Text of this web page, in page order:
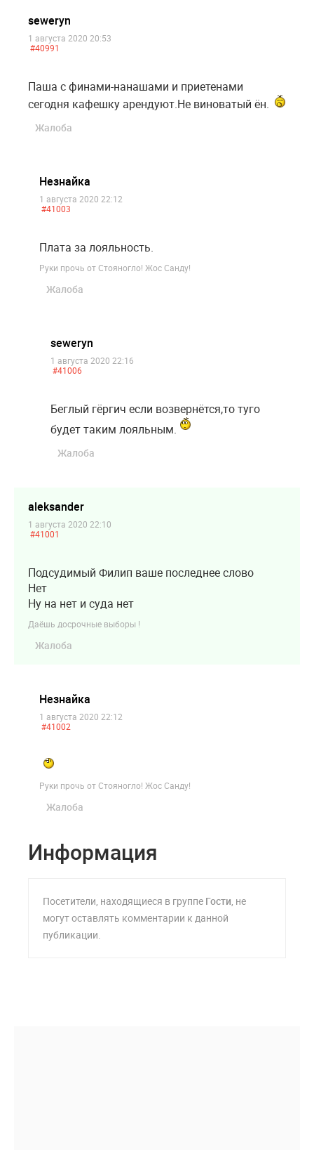
seweryn
1 августа 2020 20:53
#40991
Паша с финами-нанашами и приетенами
сегодня кафешку арендуют.Не виноватый ён.
Жалоба
Незнайка
1 августа 2020 22:12
#41003
Плата за лояльность.
Руки прочь от Стояногло! Жос Санду!
Жалоба
seweryn
1 августа 2020 22:16
#41006
Беглый гёргич если возвернётся,то туго
будет таким лояльным.
Жалоба
aleksander
1 августа 2020 22:10
#41001
Подсудимый Филип ваше последнее слово
Нет
Ну на нет и суда нет
Даёшь досрочные выборы !
Жалоба
Незнайка
1 августа 2020 22:12
#41002
Руки прочь от Стояногло! Жос Санду!
Жалоба
Информация
Посетители, находящиеся в группе Гости, не
могут оставлять комментарии к данной
публикации.